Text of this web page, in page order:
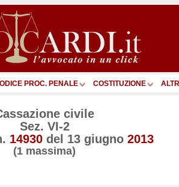
PROC. PENALE COSTITUZIONE ALTRI
civile
Sez. VI-2
14930 del 13 giugno 2013
(1 massima)